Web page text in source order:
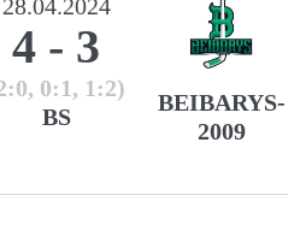
28.04.2024
4 - 3
0:1, 1:2)
BS
BEIBARYS-
2009